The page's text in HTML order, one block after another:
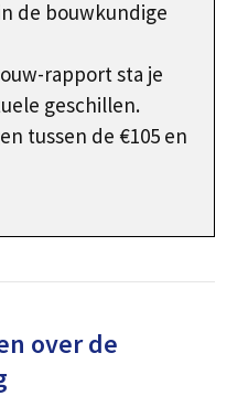
de bouwkundige
rapport sta je
geschillen.
tussen de €105 en
over de